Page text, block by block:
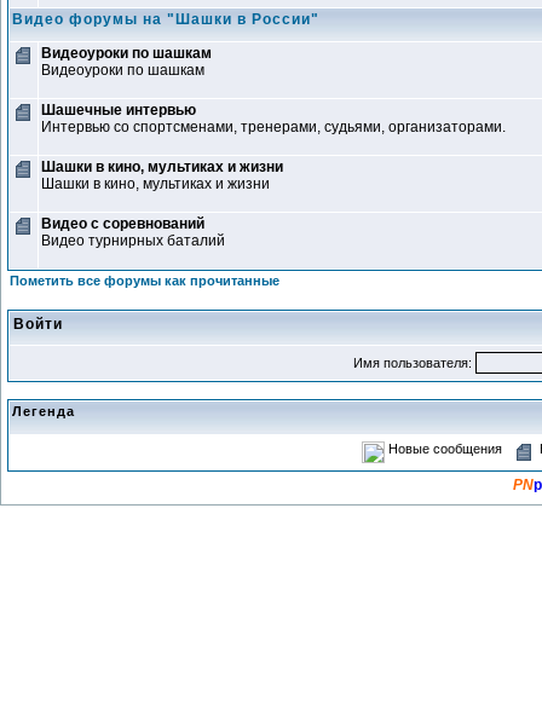
Видео форумы на "Шашки в России"
Видеоуроки по шашкам
Видеоуроки по шашкам
Шашечные интервью
Интервью со спортсменами, тренерами, судьями, организаторами.
Шашки в кино, мультиках и жизни
Шашки в кино, мультиках и жизни
Видео с соревнований
Видео турнирных баталий
Пометить все форумы как прочитанные
Войти
Имя пользователя:
Легенда
Новые сообщения
PN